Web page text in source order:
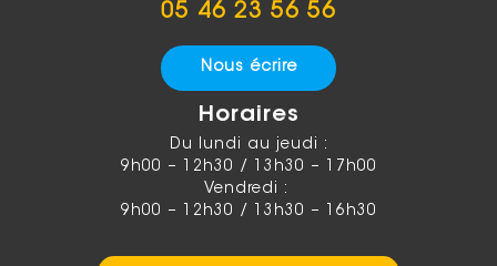
05 46 23 56 56
Nous écrire
Horaires
Du lundi au jeudi :
9h00 – 12h30 / 13h30 – 17h00
Vendredi :
9h00 – 12h30 / 13h30 – 16h30